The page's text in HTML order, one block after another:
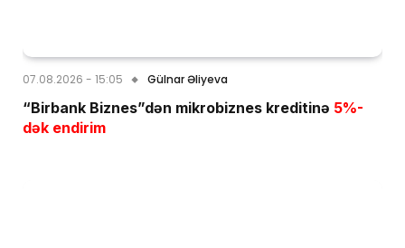
07.08.2026 - 15:05 Gülnar Əliyeva
“Birbank Biznes”dən mikrobiznes kreditinə 5%-
dək endirim